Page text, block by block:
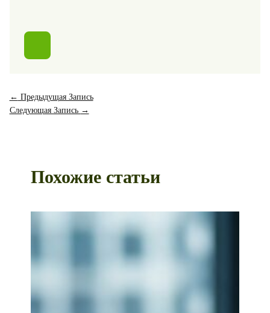
← Предыдущая Запись
Следующая Запись →
Похожие статьи